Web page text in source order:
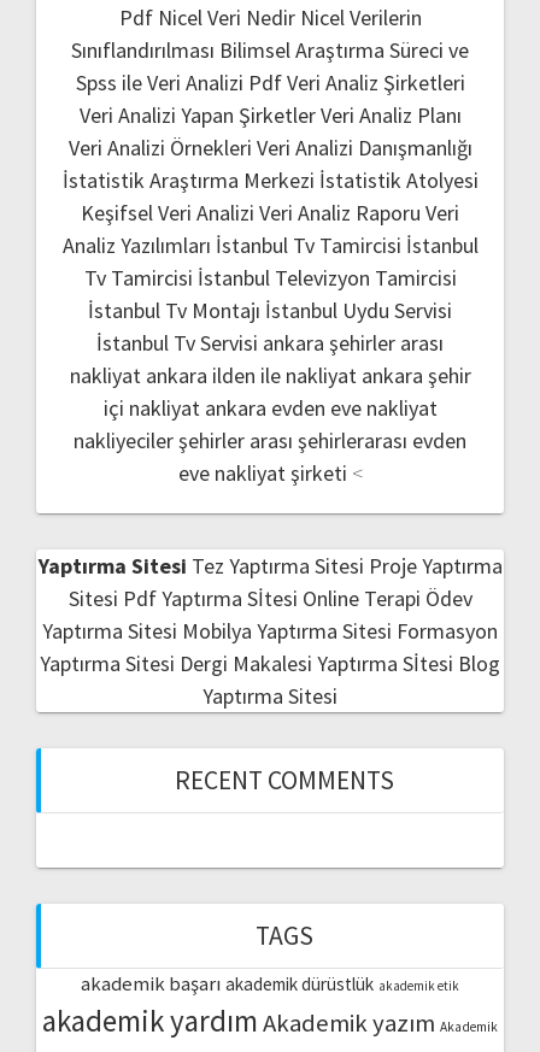
Pdf Nicel Veri Nedir Nicel Verilerin
Sınıflandırılması Bilimsel Araştırma Süreci ve
Spss ile Veri Analizi PdfVeri Analiz Şirketleri
Veri Analizi Yapan ŞirketlerVeri Analiz Planı
Veri Analizi Örnekleri Veri Analizi Danışmanlığı
İstatistik Araştırma Merkezi İstatistik Atolyesi
Keşifsel Veri Analizi Veri Analiz Raporu Veri
Analiz Yazılımları İstanbul Tv Tamircisi İstanbul
Tv Tamircisi İstanbul Televizyon Tamircisi
İstanbul Tv Montajı İstanbul Uydu Servisi
İstanbul Tv Servisi ankara şehirler arası
nakliyat ankara ilden ile nakliyat ankara şehir
içi nakliyat ankara evden eve nakliyat
nakliyeciler şehirler arası şehirlerarası evden
eve nakliyat şirketi <
Yaptırma Sitesi Tez Yaptırma Sitesi Proje Yaptırma
Sitesi Pdf Yaptırma Sİtesi Online Terapi Ödev
Yaptırma Sitesi Mobilya Yaptırma Sitesi Formasyon
Yaptırma Sitesi Dergi Makalesi Yaptırma Sİtesi Blog
Yaptırma Sitesi
RECENT COMMENTS
TAGS
akademik başarı akademik dürüstlük akademik etik
akademik yardımAkademik yazım Akademik